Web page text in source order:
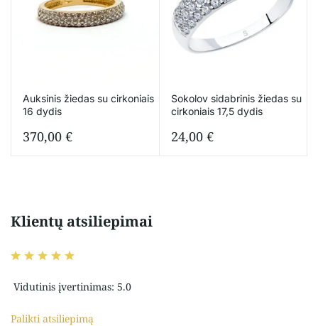
Auksinis žiedas su cirkoniais
16 dydis
370,00 €
Sokolov sidabrinis žiedas su
cirkoniais 17,5 dydis
24,00 €
Klientų atsiliepimai
Vidutinis įvertinimas: 5.0
Palikti atsiliepimą